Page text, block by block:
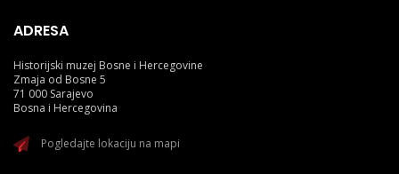
ADRESA
Historijski muzej Bosne i Hercegovine
Zmaja od Bosne 5
71 000 Sarajevo
Bosna i Hercegovina
Pogledajte lokaciju na mapi